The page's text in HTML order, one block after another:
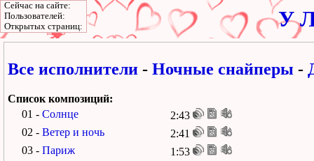
У
Все исполнители - Ночные снайперы -
Список композиций:
01 - Солнце
2:43
02 - Ветер и ночь
2:41
03 - Париж
1:53
Сейчас на сайте:
Пользователей:
Открытых страниц: